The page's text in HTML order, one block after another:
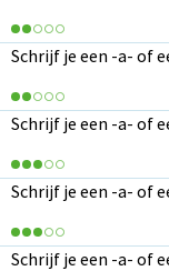
Schrijf je een -a- of
Schrijf je een -a- of
Schrijf je een -a- of
Schrijf je een -a- of